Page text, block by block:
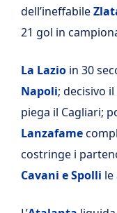
dell’ineffabile
21 gol in
La Lazio in 30
Napoli; decisivo
piega il Cagliari;
Lanzafame
costringe i
Cavani e Spolli